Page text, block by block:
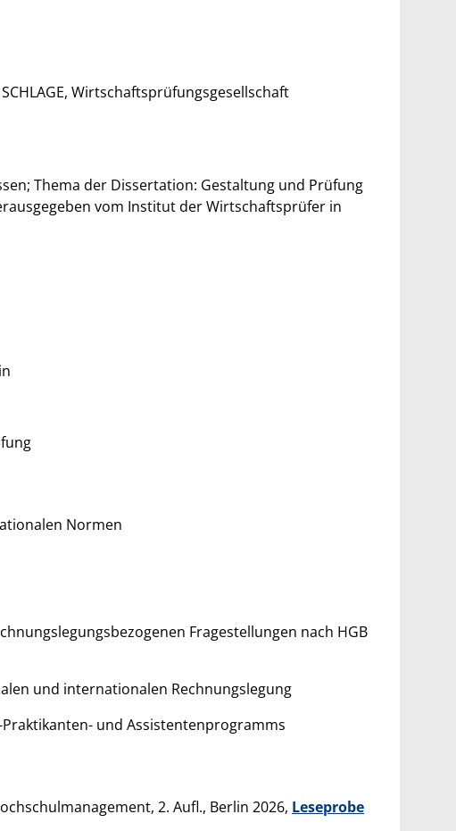
Wirtschaftsprüfungsgesellschaft
Thema der Dissertation: Gestaltung und Prüfung
vom Institut der Wirtschaftsprüfer in
Normen
Fragestellungen nach HGB
und internationalen Rechnungslegung
und Assistentenprogramms
2. Aufl., Berlin 2026, Leseprobe